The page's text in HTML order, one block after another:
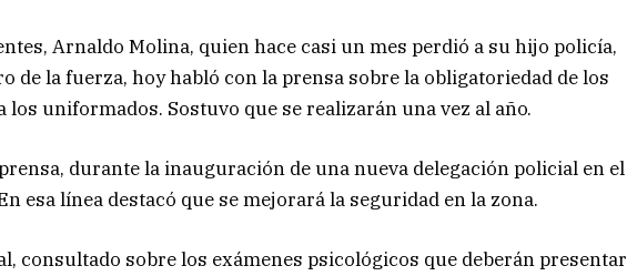
Arnaldo Molina, quien hace casi un mes perdió a su hijo policía,
de la fuerza, hoy habló con la prensa sobre la obligatoriedad de los
los uniformados. Sostuvo que se realizarán una vez al año.
durante la inauguración de una nueva delegación policial en el
esa línea destacó que se mejorará la seguridad en la zona.
consultado sobre los exámenes psicológicos que deberán presentar